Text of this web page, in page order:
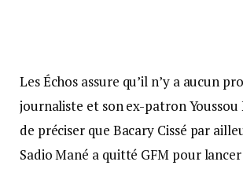
Les Échos assure qu’il n’y a aucun
journaliste et son ex-patron
de préciser que Bacary Cissé par
Sadio Mané a quitté GFM pour